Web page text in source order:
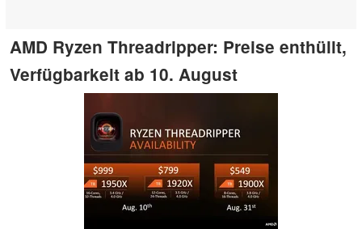
AMD Ryzen Threadripper: Preise enthüllt,
Verfügbarkeit ab 10. August